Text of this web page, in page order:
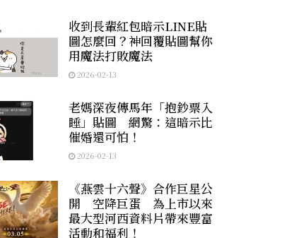
收到長輩紅包暗示LINE貼
圖怎麼回？神回覆貼圖幫你
用魔法打敗魔法
2026-02-13
老媽深夜傳馬年「抱鈔票入
睡」貼圖 網驚：這暗示比
催婚還可怕！
2026-02-13
《燕雲十六聲》合作巨星公
開 空降巨蛋 為上市以來
最大型河西資料片帶來豐富
活動和福利！